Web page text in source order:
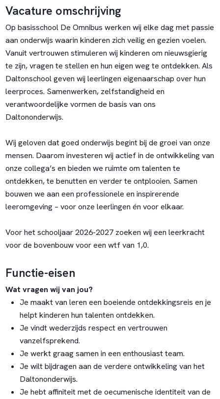
Vacature omschrijving
Op basisschool De Omnibus werken wij elke dag met passie
aan onderwijs waarin kinderen zich veilig en gezien voelen.
Vanuit vertrouwen stimuleren wij kinderen om nieuwsgierig
te zijn, vragen te stellen en hun eigen weg te ontdekken. Als
Daltonschool geven wij leerlingen eigenaarschap over hun
leerproces. Samenwerken, zelfstandigheid en
verantwoordelijke vormen de basis van ons
Daltononderwijs.
Wij geloven dat goed onderwijs begint bij de groei van onze
mensen. Daarom investeren wij actief in de ontwikkeling van
onze collega’s en bieden we ruimte om talenten te
ontdekken, te benutten en verder te ontplooien. Samen
bouwen we aan een professionele en inspirerende
leeromgeving – voor onze leerlingen én voor elkaar.
Voor het schooljaar 2026-2027 zoeken wij een leerkracht
voor de bovenbouw voor een wtf van 1,0.
Functie-eisen
Wat vragen wij van jou?
Je maakt van leren een boeiende ontdekkingsreis en je
helpt kinderen hun talenten ontdekken.
Je vindt wederzijds respect en vertrouwen
vanzelfsprekend.
Je werkt graag samen in een enthousiast team.
Je wilt bijdragen aan de verdere ontwikkeling van het
Daltononderwijs.
Je hebt affiniteit met de oecumenische identiteit van de